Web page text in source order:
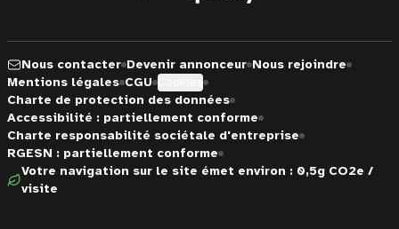
Nous contacter Devenir annonceur Nous rejoindre
Mentions légales CGU
Charte de protection des données
Accessibilité : partiellement conforme
Charte responsabilité sociétale d'entreprise
RGESN : partiellement conforme
Votre navigation sur le site émet environ : 0,5g CO2e /
visite